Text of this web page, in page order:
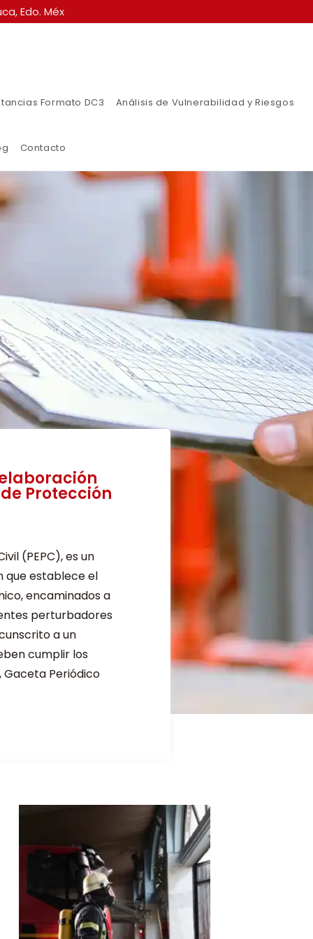
Edo. Méx
Formato DC3 Análisis de Vulnerabilidad y Riesgos
Contacto
Protección
(PEPC), es un
que establece el
encaminados a
perturbadores
a un
cumplir los
Gaceta Periódico